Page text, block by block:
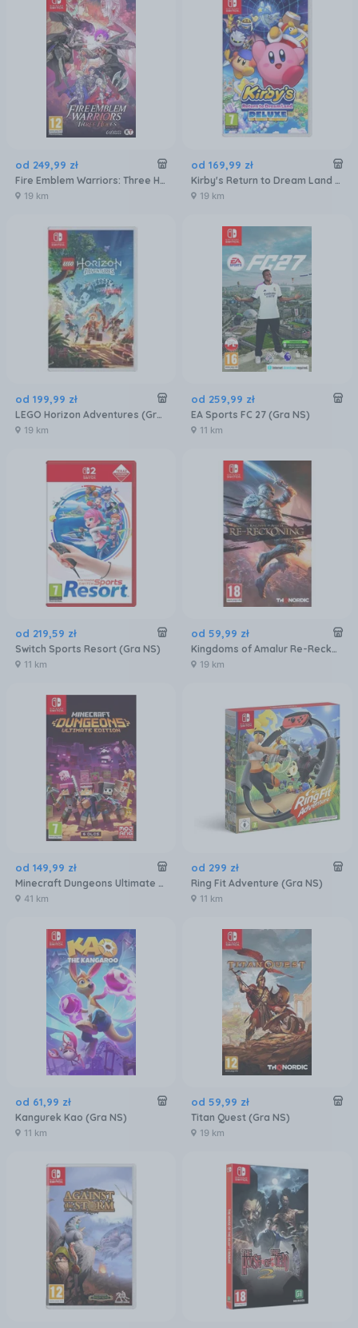
od 249,99 zł
Fire Emblem Warriors: Three Hopes (Gra NS)
19 km
od 169,99 zł
Kirby's Return to Dream Land Deluxe (Gra NS)
19 km
od 199,99 zł
LEGO Horizon Adventures (Gra NS)
19 km
od 259,99 zł
EA Sports FC 27 (Gra NS)
11 km
od 219,59 zł
Switch Sports Resort (Gra NS)
11 km
od 59,99 zł
Kingdoms of Amalur Re-Reckoning (Gra NS)
19 km
od 149,99 zł
Minecraft Dungeons Ultimate Edition (Gra NS)
41 km
od 299 zł
Ring Fit Adventure (Gra NS)
11 km
od 61,99 zł
Kangurek Kao (Gra NS)
11 km
od 59,99 zł
Titan Quest (Gra NS)
19 km